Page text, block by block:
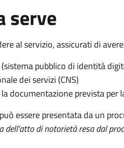
serve
al servizio, assicurati di
(sistema pubblico di identità
dei servizi (CNS)
documentazione prevista per
essere presentata da un
dell'atto di notorietà resa dal